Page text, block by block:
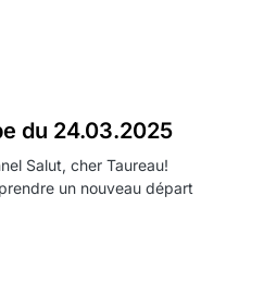
du 24.03.2025
Salut, cher Taureau!
un nouveau départ